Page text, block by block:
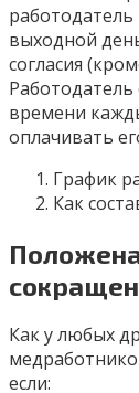
выходной
согласия
Работодатель
времени
оплачивать
График
Как
Как у любых
если: